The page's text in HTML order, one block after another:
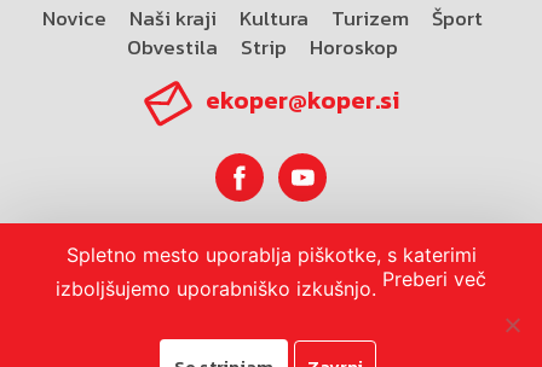
Novice Naši kraji Kultura Turizem
Šport
Obvestila
Strip Horoskop
ekoper@koper.si
Horoskop
Spletno mesto uporablja piškotke, s katerimi
izboljšujemo uporabniško izkušnjo. Preberi več